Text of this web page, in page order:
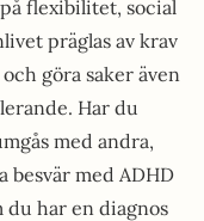
flexibilitet, social
präglas av krav
göra saker även
Har du
med andra,
besvär med ADHD
du har en diagnos